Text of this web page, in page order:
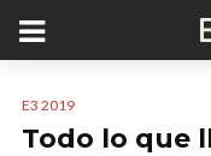
E3 2019
Todo lo que